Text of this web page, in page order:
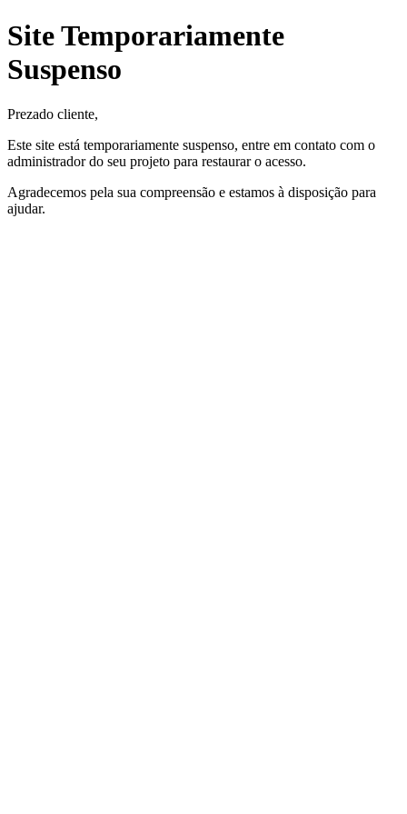
Site Temporariamente
Suspenso
Prezado cliente,
Este site está temporariamente suspenso, entre em contato com o
administrador do seu projeto para restaurar o acesso.
Agradecemos pela sua compreensão e estamos à disposição para
ajudar.